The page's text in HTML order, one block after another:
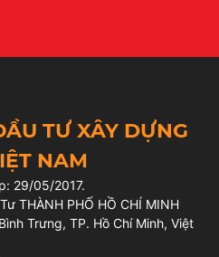
TƯ XÂY DỰNG
NAM
29/05/2017.
THÀNH PHỐ HỒ CHÍ MINH
Trưng, TP. Hồ Chí Minh, Việt